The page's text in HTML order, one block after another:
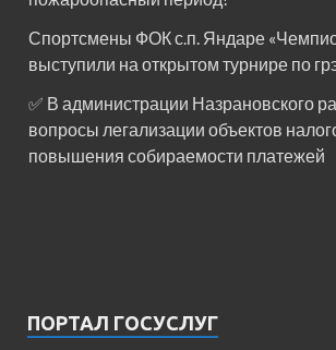
Спортсмены ФОК с.п. Яндаре
выступили на открытом турнире по
✅ В администрации Назрановского
вопросы легализации объектов
повышения собираемости платежей
ПОРТАЛ ГОСУСЛУГ